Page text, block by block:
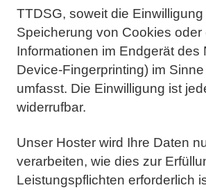
TTDSG, soweit die Einwilligung
Speicherung von Cookies oder
Informationen im Endgerät des
Device-Fingerprinting) im
umfasst. Die Einwilligung ist
widerrufbar.
Unser Hoster wird Ihre Daten
verarbeiten, wie dies zur
Leistungspflichten erforderlich